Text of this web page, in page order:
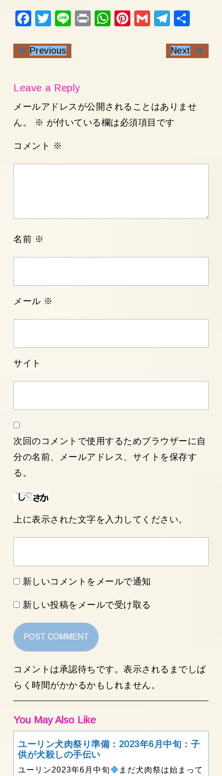
Fac
ok
Twi
Lin
Pri
Wh
Pin
Gm
Tel
am
投
稿
ゲ
ー
シ
ョ
PreviousPrevious
Next
Next
Leave a Reply
メールアドレスが公開されることはありませ
ん。
※ が付いている欄は必須項目です
コメント ※
名前 ※
メール ※
サイト
次回のコメントで使用するためブラウザーに自
分の名前、メールアドレス、サイトを保存す
る。
上に表示された文字を入力してください。
新しいコメントをメールで通知
新しい投稿をメールで受け取る
コメントは承認待ちです。表示されるまでしば
らく時間がかかるかもしれません。
You May Also Like
ユーリン犬肉祭り準備：2023年6月中旬：子
供が犬殺しの手伝いユ
ー
ユーリン2023年6月中旬 まだ犬肉祭は始まって